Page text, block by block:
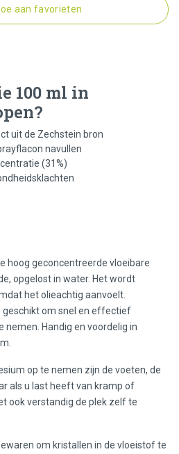
aan favorieten
100 ml in
uit de Zechstein bron
navullen
(31%)
hoog geconcentreerde vloeibare
opgelost in water. Het wordt
het olieachtig aanvoelt.
geschikt om snel en effectief
nemen. Handig en voordelig in
op te nemen zijn de voeten, de
als u last heeft van kramp of
ook verstandig de plek zelf te
om kristallen in de vloeistof te